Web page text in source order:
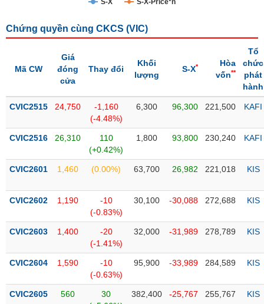
thái
thị
Niêm
Niêm
mới
yết
bổ
Hủy
yết
S-X S-X-Price*n
Chứng quyền cùng CKCS (VIC)
Mã CW
Giá
đóng
cửa
Thay đổi
Khối
lượng
S-X*
Hòa
vốn**
Tổ
chức
phát
hành
CVIC2515 24,750
-1,160
(-4.48%)
6,300 96,300 221,500 KAFI
CVIC2516 26,310
110
(+0.42%)
1,800 93,800 230,240 KAFI
CVIC2601 1,460 (0.00%) 63,700 26,982 221,018 KIS
CVIC2602 1,190
-10
(-0.83%)
30,100 -30,088 272,688 KIS
CVIC2603 1,400
-20
(-1.41%)
32,000 -31,989 278,789 KIS
CVIC2604 1,590
-10
(-0.63%)
95,900 -33,989 284,589 KIS
CVIC2605 560
30
382,400 -25,767 255,767 KIS
NGÀNH
NGHIỆP
PHIẾU
PHÁI
TRÁI
PHIẾU